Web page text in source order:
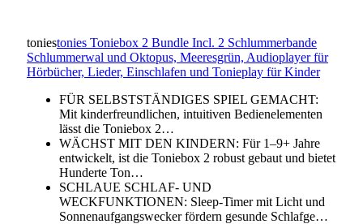
toniestonies Toniebox 2 Bundle Incl. 2 Schlummerbande
Schlummerwal und Oktopus, Meeresgrün, Audioplayer für
Hörbücher, Lieder, Einschlafen und Tonieplay für Kinder
FÜR SELBSTSTÄNDIGES SPIEL GEMACHT:
Mit kinderfreundlichen, intuitiven Bedienelementen
lässt die Toniebox 2…
WÄCHST MIT DEN KINDERN: Für 1–9+ Jahre
entwickelt, ist die Toniebox 2 robust gebaut und bietet
Hunderte Ton…
SCHLAUE SCHLAF- UND
WECKFUNKTIONEN: Sleep-Timer mit Licht und
Sonnenaufgangswecker fördern gesunde Schlafge…